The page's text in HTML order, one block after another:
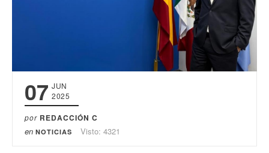
07 JUN
2025
por REDACCIÓN C
en NOTICIAS Visto: 4321